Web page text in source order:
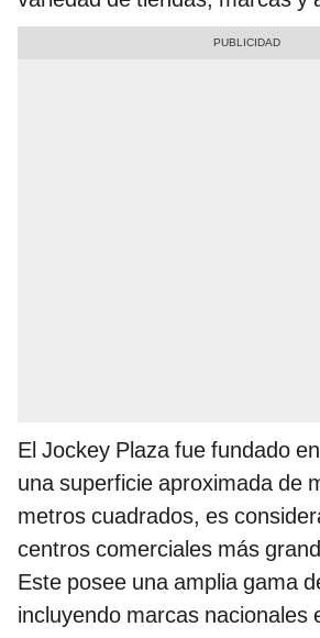
El Jockey Plaza fue fundado
una superficie aproximada de
metros cuadrados, es
centros comerciales más
Este posee una amplia gama
incluyendo marcas nacionales